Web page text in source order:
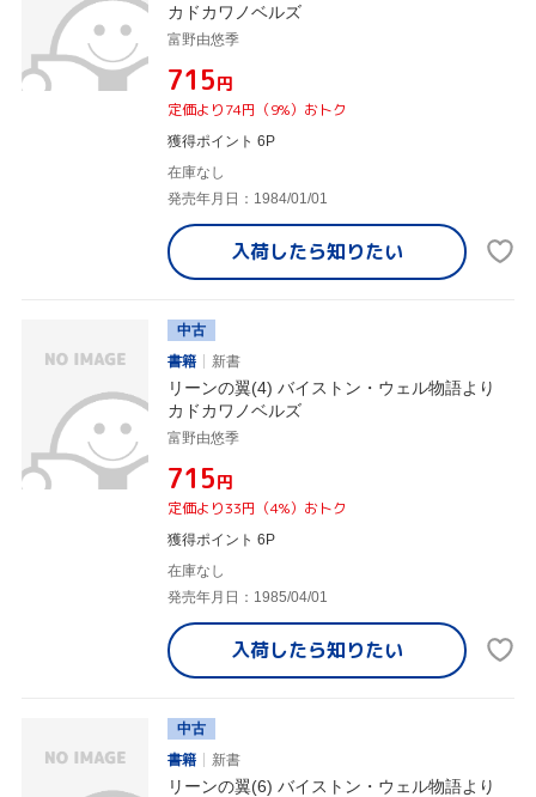
カドカワノベルズ
富野由悠季
¥715円
定価より74円（9%）おトク
獲得ポイント 6P
在庫なし
発売年月日：1984/01/01
入荷したら知りたい
中古
書籍
新書
リーンの翼(4) バイストン・ウェル物語より
カドカワノベルズ
富野由悠季
¥715円
定価より33円（4%）おトク
獲得ポイント 6P
在庫なし
発売年月日：1985/04/01
入荷したら知りたい
中古
書籍
新書
リーンの翼(6) バイストン・ウェル物語より